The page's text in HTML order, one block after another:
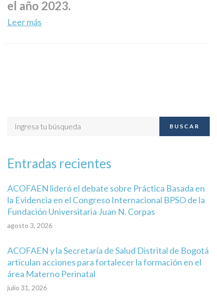
el año 2023.
Leer más
BUSCAR
Entradas recientes
ACOFAEN lideró el debate sobre Práctica Basada en
la Evidencia en el Congreso Internacional BPSO de la
Fundación Universitaria Juan N. Corpas
agosto 3, 2026
ACOFAEN y la Secretaría de Salud Distrital de Bogotá
articulan acciones para fortalecer la formación en el
área Materno Perinatal
julio 31, 2026